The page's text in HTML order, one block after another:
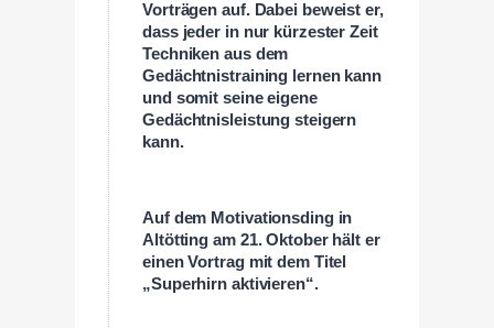
Vorträgen auf. Dabei beweist er,
dass jeder in nur kürzester Zeit
Techniken aus dem
Gedächtnistraining lernen kann
und somit seine eigene
Gedächtnisleistung steigern
kann.
Auf dem Motivationsding in
Altötting am 21. Oktober hält er
einen Vortrag mit dem Titel
„Superhirn aktivieren“.